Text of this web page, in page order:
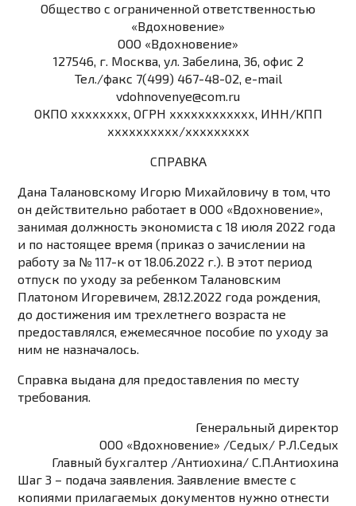
Общество с ограниченной ответственностью
«Вдохновение»
ООО «Вдохновение»
127546, г. Москва, ул. Забелина, 36, офис 2
Тел./факс 7(499) 467-48-02, e-mail
vdohnovenye@com.ru
ОКПО хххххххх, ОГРН хххххххххххх, ИНН/КПП
хххххххххх/ххххххххх
СПРАВКА
Дана Талановскому Игорю Михайловичу в том, что
он действительно работает в ООО «Вдохновение»,
занимая должность экономиста с 18 июля 2022 года
и по настоящее время (приказ о зачислении на
работу за № 117-к от 18.06.2022 г.). В этот период
отпуск по уходу за ребенком Талановским
Платоном Игоревичем, 28.12.2022 года рождения,
до достижения им трехлетнего возраста не
предоставлялся, ежемесячное пособие по уходу за
ним не назначалось.
Справка выдана для предоставления по месту
требования.
Генеральный директор
ООО «Вдохновение» /Седых/ Р.Л.Седых
Главный бухгалтер /Антиохина/ С.П.Антиохина
Шаг 3 – подача заявления. Заявление вместе с
копиями прилагаемых документов нужно отнести